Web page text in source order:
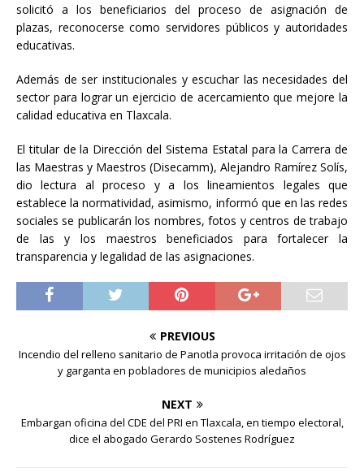
solicitó a los beneficiarios del proceso de asignación de
plazas, reconocerse como servidores públicos y autoridades
educativas.
Además de ser institucionales y escuchar las necesidades del
sector para lograr un ejercicio de acercamiento que mejore la
calidad educativa en Tlaxcala.
El titular de la Dirección del Sistema Estatal para la Carrera de
las Maestras y Maestros (Disecamm), Alejandro Ramírez Solís,
dio lectura al proceso y a los lineamientos legales que
establece la normatividad, asimismo, informó que en las redes
sociales se publicarán los nombres, fotos y centros de trabajo
de las y los maestros beneficiados para fortalecer la
transparencia y legalidad de las asignaciones.
PREVIOUS
Incendio del relleno sanitario de Panotla provoca irritación de ojos
y garganta en pobladores de municipios aledaños
NEXT
Embargan oficina del CDE del PRI en Tlaxcala, en tiempo electoral,
dice el abogado Gerardo Sostenes Rodríguez